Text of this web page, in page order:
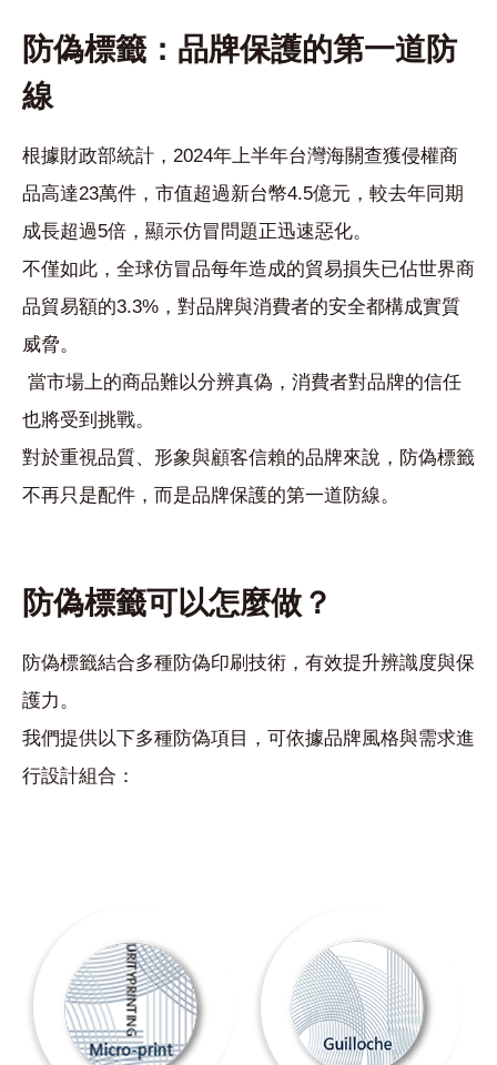
防偽標籤：品牌保護的第一道防
線
根據財政部統計，2024年上半年台灣海關查獲侵權商
品高達23萬件，市值超過新台幣4.5億元，較去年同期
成長超過5倍，顯示仿冒問題正迅速惡化。
不僅如此，全球仿冒品每年造成的貿易損失已佔世界商
品貿易額的3.3%，對品牌與消費者的安全都構成實質
威脅。
當市場上的商品難以分辨真偽，消費者對品牌的信任
也將受到挑戰。
對於重視品質、形象與顧客信賴的品牌來說，防偽標籤
不再只是配件，而是品牌保護的第一道防線。
防偽標籤可以怎麼做？
防偽標籤結合多種防偽印刷技術，有效提升辨識度與保
護力。
我們提供以下多種防偽項目，可依據品牌風格與需求進
行設計組合：